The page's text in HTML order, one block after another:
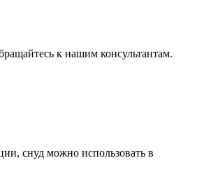
к нашим консультантам.
снуд можно использовать в